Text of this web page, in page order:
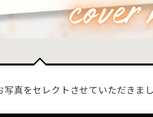
真をセレクトさせていただきま